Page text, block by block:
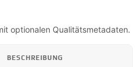
optionalen Qualitätsmetadaten.
BESCHREIBUNG